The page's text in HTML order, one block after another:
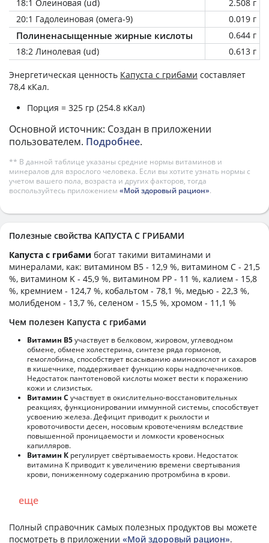
18:1 Олеиновая (ud)
2.508 г
20:1 Гадолеиновая (омега-9)
0.019 г
Полиненасыщенные жирные кислоты
0.644 г
18:2 Линолевая (ud)
0.613 г
Энергетическая ценность Капуста с грибами составляет
78,4 кКал.
Порция = 325 гр (254.8 кКал)
Основной источник: Создан в приложении
пользователем. Подробнее.
** В данной таблице указаны средние нормы витаминов и
минералов для взрослого человека. Если вы хотите узнать нормы с
учетом вашего пола, возраста и других факторов, тогда
воспользуйтесь приложением «Мой здоровый рацион».
Полезные свойства КАПУСТА С ГРИБАМИ
Капуста с грибами богат такими витаминами и
минералами, как: витамином B5 - 12,9 %, витамином C - 21,5
%, витамином K - 45,9 %, витамином PP - 11 %, калием - 15,8
%, кремнием - 124,7 %, кобальтом - 78,1 %, медью - 22,3 %,
молибденом - 13,7 %, селеном - 15,5 %, хромом - 11,1 %
Чем полезен Капуста с грибами
Витамин В5участвует в белковом, жировом, углеводном
обмене, обмене холестерина, синтезе ряда гормонов,
гемоглобина, способствует всасыванию аминокислот и сахаров
в кишечнике, поддерживает функцию коры надпочечников.
Недостаток пантотеновой кислоты может вести к поражению
кожи и слизистых.
Витамин С участвует в окислительно-восстановительных
реакциях, функционировании иммунной системы, способствует
усвоению железа. Дефицит приводит к рыхлости и
кровоточивости десен, носовым кровотечениям вследствие
повышенной проницаемости и ломкости кровеносных
капилляров.
Витамин К регулирует свёртываемость крови. Недостаток
витамина К приводит к увеличению времени свертывания
крови, пониженному содержанию протромбина в крови.
еще
Полный справочник самых полезных продуктов вы можете
посмотреть в приложении «Мой здоровый рацион».